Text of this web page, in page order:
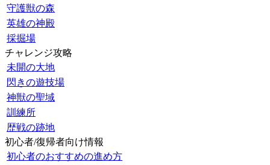
守護獣の森
英雄の神殿
採掘場
チャレンジ攻略
未開の大地
閃きの遊技場
神獣の聖域
訓練所
歴戦の跡地
初心者/復帰者向け情報
初心者のおすすめの進め方